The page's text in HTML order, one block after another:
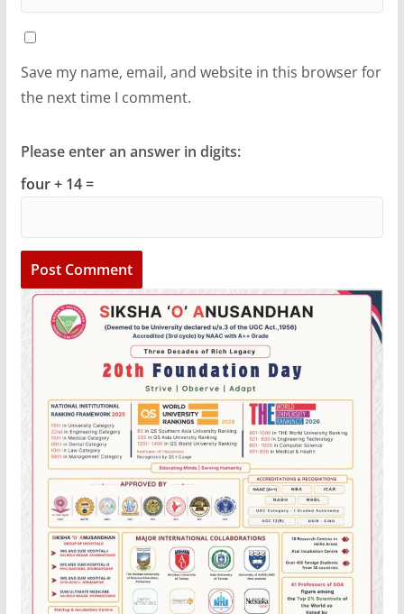
Save my name, email, and website in this browser for
the next time I comment.
Please enter an answer in digits:
four + 14 =